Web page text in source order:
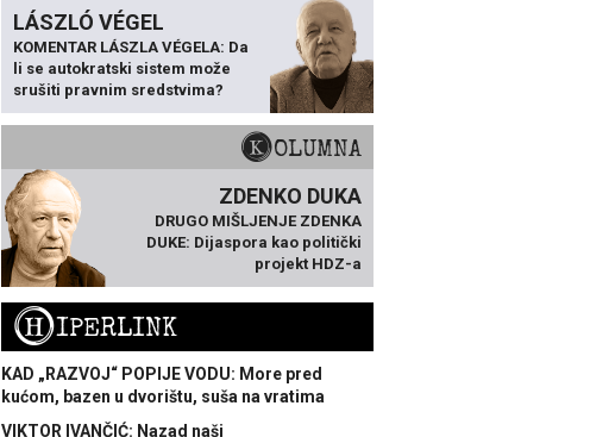
LÁSZLÓ VÉGEL
KOMENTAR LÁSZLA VÉGELA: Da
li se autokratski sistem može
srušiti pravnim sredstvima?
KOLUMNA
ZDENKO DUKA
DRUGO MIŠLJENJE ZDENKA
DUKE: Dijaspora kao politički
projekt HDZ-a
HIPERLINK
KAD „RAZVOJ“ POPIJE VODU: More pred
kućom, bazen u dvorištu, suša na vratima
VIKTOR IVANČIĆ: Nazad naši